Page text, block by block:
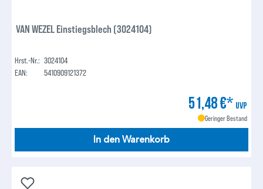
VAN WEZEL Einstiegsblech (3024104)
Hrst.-Nr.: 3024104
EAN:
5410909121372
51,48 €* UVP
Geringer Bestand
In den Warenkorb